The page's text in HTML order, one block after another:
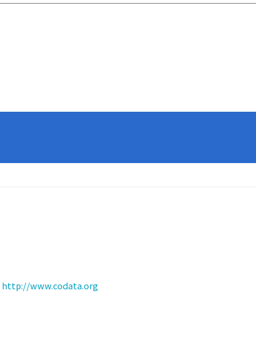
http://www.codata.org